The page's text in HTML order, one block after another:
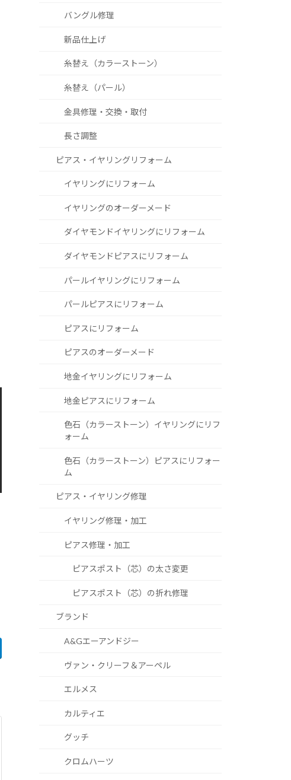
バングル修理
新品仕上げ
糸替え（カラーストーン）
糸替え（パール）
金具修理・交換・取付
長さ調整
ピアス・イヤリングリフォーム
イヤリングにリフォーム
イヤリングのオーダーメード
ダイヤモンドイヤリングにリフォーム
ダイヤモンドピアスにリフォーム
パールイヤリングにリフォーム
パールピアスにリフォーム
ピアスにリフォーム
ピアスのオーダーメード
地金イヤリングにリフォーム
地金ピアスにリフォーム
色石（カラーストーン）イヤリングにリフ
ォーム
色石（カラーストーン）ピアスにリフォー
ム
ピアス・イヤリング修理
イヤリング修理・加工
ピアス修理・加工
ピアスポスト（芯）の太さ変更
ピアスポスト（芯）の折れ修理
ブランド
A&Gエーアンドジー
ヴァン・クリーフ＆アーペル
エルメス
カルティエ
グッチ
クロムハーツ